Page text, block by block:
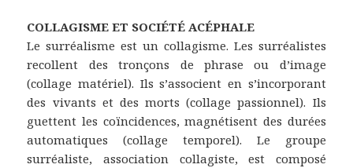
COLLAGISME ET SOCIÉTÉ ACÉPHALE
Le surréalisme est un collagisme. Les surréalistes
recollent des tronçons de phrase ou d’image
(collage matériel). Ils s’associent en s’incorporant
des vivants et des morts (collage passionnel). Ils
guettent les coïncidences, magnétisent des durées
automatiques (collage temporel). Le groupe
surréaliste, association collagiste, est composé